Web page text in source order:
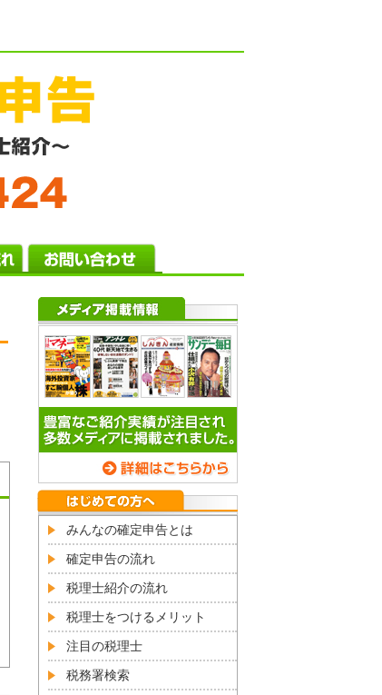
みんなの確定申告とは
確定申告の流れ
税理士紹介の流れ
税理士をつけるメリット
注目の税理士
税務署検索